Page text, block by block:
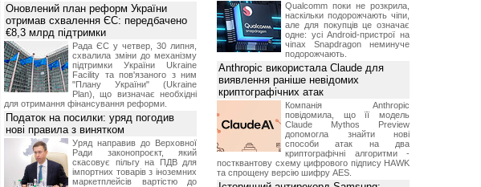
Оновлений план реформ України
отримав схвалення ЄС: передбачено
€8,3 млрд підтримки
Рада ЄС у четвер, 30 липня,
схвалила зміни до механізму
підтримки України Ukraine
Facility та пов'язаного з ним
"Плану України" (Ukraine
Plan), що визначає необхідні
для отримання фінансування реформи.
Податок на посилки: уряд погодив
нові правила з винятком
Уряд направив до Верховної
Ради законопроєкт, який
скасовує пільгу на ПДВ для
імпортних товарів з іноземних
маркетплейсів вартістю до
Qualcomm поки не розкрила,
наскільки подорожчають чіпи,
але для покупців це означає
одне: усі Android-пристрої на
чіпах Snapdragon неминуче
подорожчають.
Anthropic використала Claude для
виявлення раніше невідомих
криптографічних атак
Компанія Anthropic
повідомила, що її модель
Claude Mythos Preview
допомогла знайти нові
способи атак на два
криптографічні алгоритми -
постквантову схему цифрового підпису HAWK
та спрощену версію шифру AES.